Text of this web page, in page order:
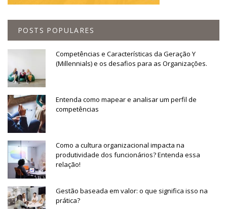
POSTS POPULARES
Competências e Características da Geração Y
(Millennials) e os desafios para as Organizações.
Entenda como mapear e analisar um perfil de
competências
Como a cultura organizacional impacta na
produtividade dos funcionários? Entenda essa
relação!
Gestão baseada em valor: o que significa isso na
prática?